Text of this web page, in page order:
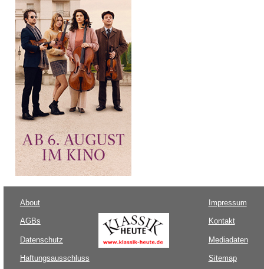
About
AGBs
Datenschutz
Haftungsausschluss
Impressum
Kontakt
Mediadaten
Sitemap